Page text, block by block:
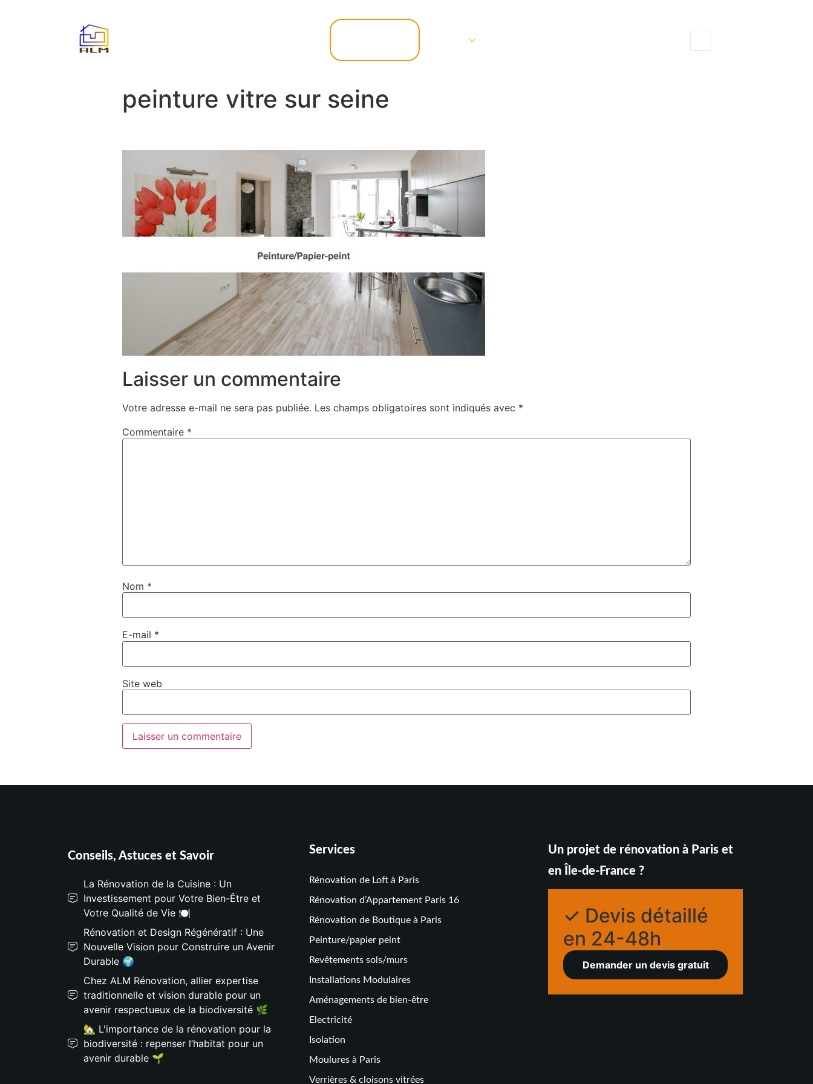
peinture vitre sur seine
Laisser un commentaire
Votre adresse e-mail ne sera pas publiée. Les champs obligatoires sont indiqués avec *
Commentaire *
Nom *
E-mail *
Site web
Conseils, Astuces et Savoir
La Rénovation de la Cuisine : Un
Investissement pour Votre Bien-Être et
Votre Qualité de Vie 🍽️
Rénovation et Design Régénératif : Une
Nouvelle Vision pour Construire un Avenir
Durable 🌍
Chez ALM Rénovation, allier expertise
traditionnelle et vision durable pour un
avenir respectueux de la biodiversité 🌿
🏡 L'importance de la rénovation pour la
biodiversité : repenser l’habitat pour un
avenir durable 🌱
Services
Rénovation de Loft à Paris
Rénovation d’Appartement Paris 16
Rénovation de Boutique à Paris
Peinture/papier peint
Revêtements sols/murs
Installations Modulaires
Aménagements de bien-être
Electricité
Isolation
Moulures à Paris
Verrières & cloisons vitrées
Un projet de rénovation à Paris et
en Île-de-France ?
✓ Devis détaillé
en 24-48h
Demander un devis gratuit